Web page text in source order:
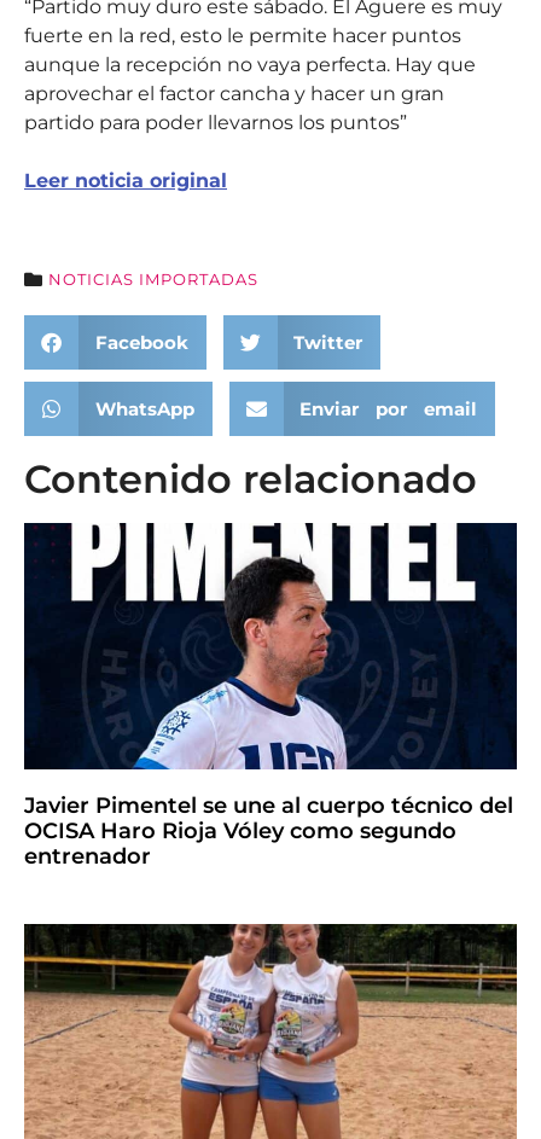
“Partido muy duro este sábado. El Aguere es muy
fuerte en la red, esto le permite hacer puntos
aunque la recepción no vaya perfecta. Hay que
aprovechar el factor cancha y hacer un gran
partido para poder llevarnos los puntos”
Leer noticia original
NOTICIAS IMPORTADAS
Facebook Twitter
WhatsApp Enviar por email
Contenido relacionado
Javier Pimentel se une al cuerpo técnico del
OCISA Haro Rioja Vóley como segundo
entrenador